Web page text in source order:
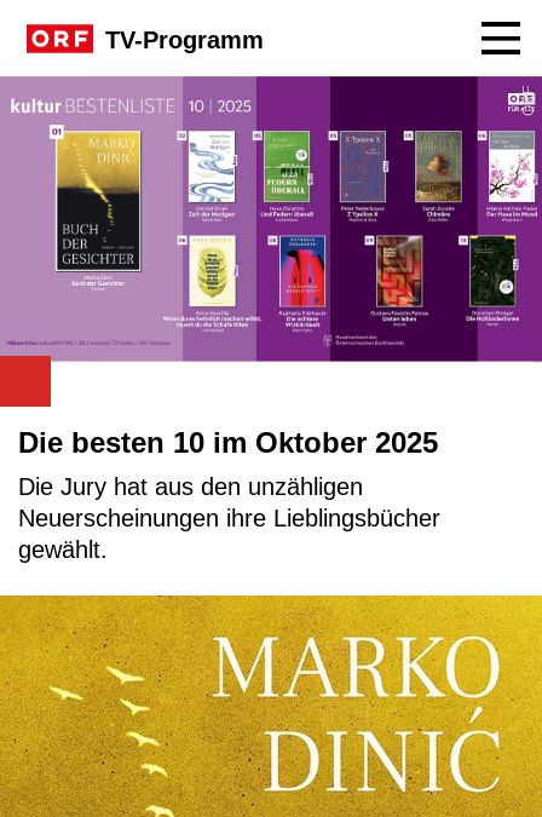
TV-Programm
ORF
Die besten 10 im Oktober 2025
Die Jury hat aus den unzähligen
Neuerscheinungen ihre Lieblingsbücher
gewählt.